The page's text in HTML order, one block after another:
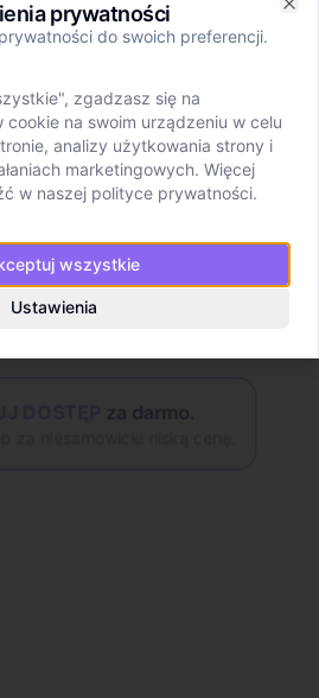
tej lekcji
W tej lekcji
w
za darmo.
prywatności
do swoich preferencji.
zgadzasz się na
na swoim urządzeniu w celu
analizy użytkowania strony i
marketingowych. Więcej
w naszej polityce prywatności.
Ustawienia
wszystkie